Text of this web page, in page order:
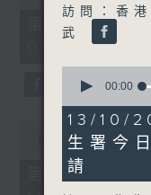
minutes,
第一部份
09:00)
seconds
minutes,
00:00
第二部份
訪問：香
武
seconds
11
minutes,
0
seconds
00:00
13/10/
生署今
請